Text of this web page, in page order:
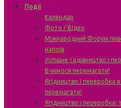
Події
Календар
Фото / Відео
Міжнародний Форум
напоїв
Успішне садівництво і
Вчимося перемагати!
Ягідництво і переробка
перемагати!
Ягідництво і переробка: